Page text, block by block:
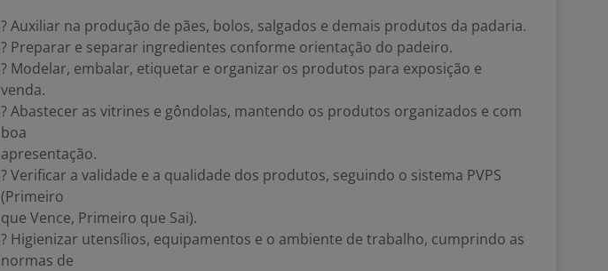
? Auxiliar na produção de pães, bolos, salgados e demais produtos da padaria.
? Preparar e separar ingredientes conforme orientação do padeiro.
? Modelar, embalar, etiquetar e organizar os produtos para exposição e
venda.
? Abastecer as vitrines e gôndolas, mantendo os produtos organizados e com
boa
apresentação.
? Verificar a validade e a qualidade dos produtos, seguindo o sistema PVPS
(Primeiro
que Vence, Primeiro que Sai).
? Higienizar utensílios, equipamentos e o ambiente de trabalho, cumprindo as
normas de